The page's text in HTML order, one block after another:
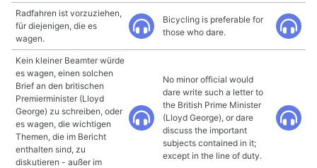
Radfahren ist vorzuziehen,
für diejenigen, die es
wagen.
Bicycling is preferable for
those who dare.
Kein kleiner Beamter würde
es wagen, einen solchen
Brief an den britischen
Premierminister (Lloyd
George) zu schreiben, oder
es wagen, die wichtigen
Themen, die im Bericht
enthalten sind, zu
diskutieren - außer im
No minor official would
dare write such a letter to
the British Prime Minister
(Lloyd George), or dare
discuss the important
subjects contained in it;
except in the line of duty.